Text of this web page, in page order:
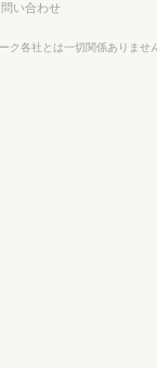
い合わせ
ク各社とは一切関係ありませ